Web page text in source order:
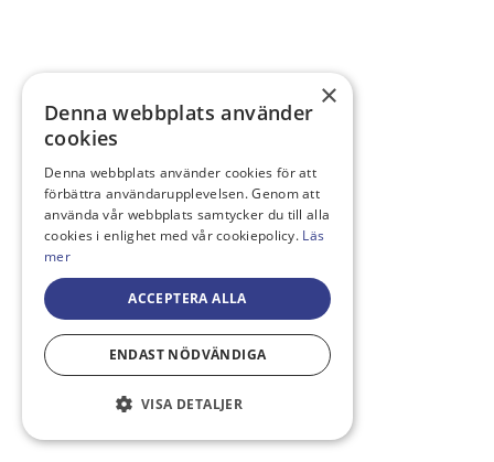
×
Denna webbplats använder
cookies
Denna webbplats använder cookies för att
förbättra användarupplevelsen. Genom att
använda vår webbplats samtycker du till alla
cookies i enlighet med vår cookiepolicy. Läs
mer
ACCEPTERA ALLA
ENDAST NÖDVÄNDIGA
VISA DETALJER